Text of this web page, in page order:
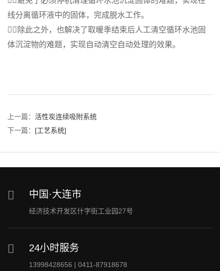
线分离循环液中的固体，完成脱水工作。
除此之外，也解决了取暖季结束后人工清空循环水池固
体沉淀物的难题，实现自动清空自动处理的效果。
上一篇： 活性炭连续吸附系统
下一篇： [工艺系统]
中国·大连市
经济技术开发区什字街工业园27号
24小时服务
13998428656 | 0411-87918678